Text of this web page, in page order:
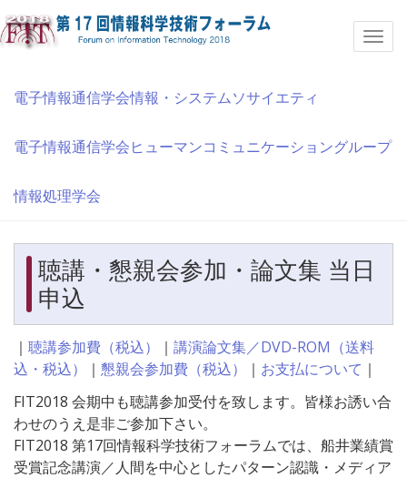
電子情報通信学会情報・システムソサイエティ
電子情報通信学会ヒューマンコミュニケーショングループ
情報処理学会
聴講・懇親会参加・論文集 当日
申込
｜ 聴講参加費（税込） ｜ 講演論文集／DVD-ROM（送料
込・税込）
｜ 懇親会参加費（税込） ｜ お支払について ｜
FIT2018 会期中も聴講参加受付を致します。皆様お誘い合
わせのうえ是非ご参加下さい。
FIT2018 第17回情報科学技術フォーラムでは、船井業績賞
受賞記念講演／人間を中心としたパターン認識・メディア